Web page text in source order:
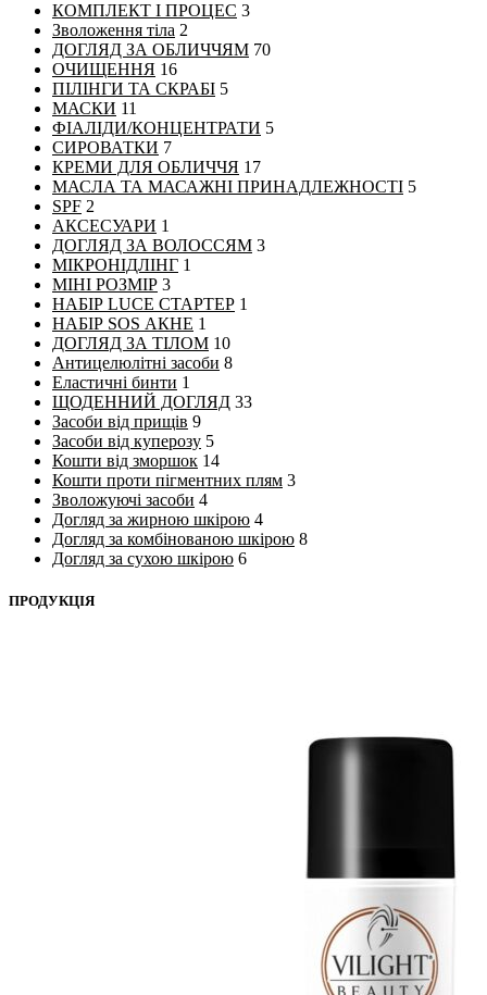
КОМПЛЕКТ І ПРОЦЕС 3
Зволоження тіла 2
ДОГЛЯД ЗА ОБЛИЧЧЯМ 70
ОЧИЩЕННЯ 16
ПІЛІНГИ ТА СКРАБІ 5
МАСКИ 11
ФІАЛІДИ/КОНЦЕНТРАТИ 5
СИРОВАТКИ 7
КРЕМИ ДЛЯ ОБЛИЧЧЯ 17
МАСЛА ТА МАСАЖНІ ПРИНАДЛЕЖНОСТІ 5
SPF 2
АКСЕСУАРИ 1
ДОГЛЯД ЗА ВОЛОССЯМ 3
МІКРОНІДЛІНГ 1
МІНІ РОЗМІР 3
НАБІР LUCE СТАРТЕР 1
НАБІР SOS АКНЕ 1
ДОГЛЯД ЗА ТІЛОМ 10
Антицелюлітні засоби 8
Еластичні бинти 1
ЩОДЕННИЙ ДОГЛЯД 33
Засоби від прищів 9
Засоби від куперозу 5
Кошти від зморшок 14
Кошти проти пігментних плям 3
Зволожуючі засоби 4
Догляд за жирною шкірою 4
Догляд за комбінованою шкірою 8
Догляд за сухою шкірою 6
ПРОДУКЦІЯ